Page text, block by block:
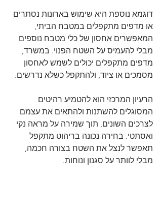
דוגמא נוספת היא שימוש בארונות נסתרים
או מדפים מתקפלים במטבח הביתי,
המאפשרים אחסון של כלי מטבח נוספים
מבלי להעמיס על השטח הפנוי. במשרד,
מדפים מתקפלים יכולים לשמש לאחסון
מסמכים או ציוד, ולהתקפל כשלא נדרשים.
הרעיון המרכזי הוא להטמיע רהיטים
המסוגלים להשתנות ולהתאים את עצמם
לצרכים השונים, תוך שמירה על מראה נקי
ואסתטי. בחירה נכונה בריהוט מתקפל
תאפשר לנצל את השטח בצורה חכמה,
מבלי לוותר על סגנון ונוחות.